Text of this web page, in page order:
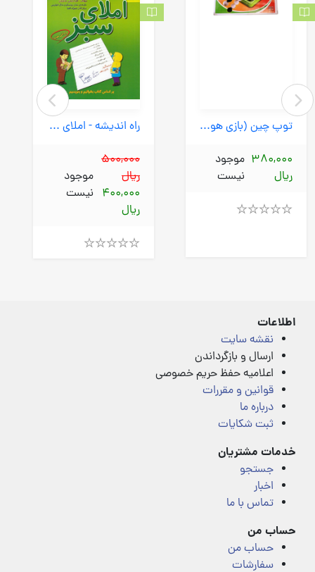
راه اندیشه - املای سبز پنجم ابتدایی 1401
500,000
ریال
400,000
ریال
موجود
نیست
توپ چین (بازی هوش) جعبه ای
380,000
ریال
موجود
نیست
اطلاعات
نقشه سایت
ارسال و بازگرداندن
اعلامیه حفظ حریم خصوصی
قوانین و مقررات
درباره ما
ثبت شکایات
خدمات مشتریان
جستجو
اخبار
تماس با ما
حساب من
حساب من
سفارشات